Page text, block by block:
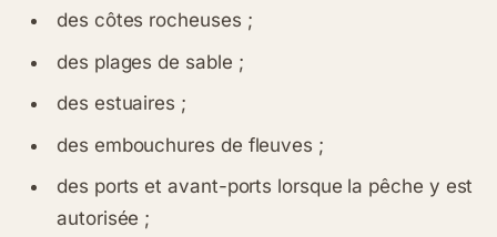
des côtes rocheuses ;
des plages de sable ;
des estuaires ;
des embouchures de fleuves ;
des ports et avant-ports lorsque la pêche y est
autorisée ;